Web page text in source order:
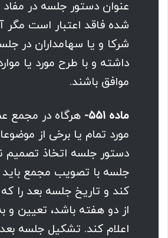
عنوان دستور جلسه در
شده فاقد اعتبار است مگر
شرکا و یا سهامداران در
داشته و با طرح مورد یا
موافق باشند.
ماده ۵۵۱-
هرگاه در مجمع
مورد تمام یا برخی از
دستور جلسه اتخاذ تصمیم
جلسه با تصویب مجمع
کند و تاریخ جلسه بعد را که
از دو هفته باشد، تعیین و
اعلام کند. تشکیل جلسه